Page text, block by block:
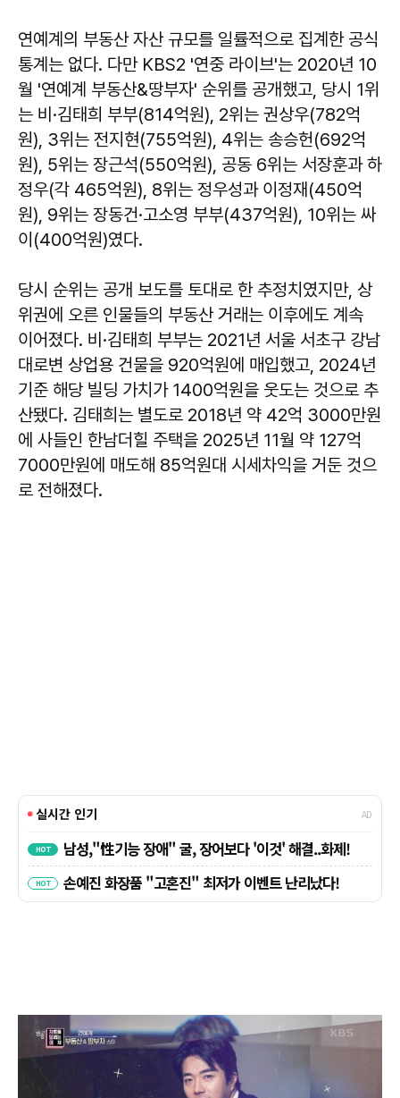
연예계의 부동산 자산 규모를 일률적으로 집계한 공식
통계는 없다. 다만 KBS2 '연중 라이브'는 2020년 10
월 '연예계 부동산&땅부자' 순위를 공개했고, 당시 1위
는 비·김태희 부부(814억원), 2위는 권상우(782억
원), 3위는 전지현(755억원), 4위는 송승헌(692억
원), 5위는 장근석(550억원), 공동 6위는 서장훈과 하
정우(각 465억원), 8위는 정우성과 이정재(450억
원), 9위는 장동건·고소영 부부(437억원), 10위는 싸
이(400억원)였다.
당시 순위는 공개 보도를 토대로 한 추정치였지만, 상
위권에 오른 인물들의 부동산 거래는 이후에도 계속
이어졌다. 비·김태희 부부는 2021년 서울 서초구 강남
대로변 상업용 건물을 920억원에 매입했고, 2024년
기준 해당 빌딩 가치가 1400억원을 웃도는 것으로 추
산됐다. 김태희는 별도로 2018년 약 42억 3000만원
에 사들인 한남더힐 주택을 2025년 11월 약 127억
7000만원에 매도해 85억원대 시세차익을 거둔 것으
로 전해졌다.